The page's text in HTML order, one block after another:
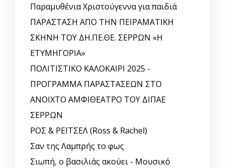
Παραμυθένια Χριστούγεννα για παιδιά
ΠΑΡΑΣΤΑΣΗ ΑΠΟ ΤΗΝ ΠΕΙΡΑΜΑΤΙΚΗ
ΣΚΗΝΗ ΤΟΥ ΔΗ.ΠΕ.ΘΕ. ΣΕΡΡΩΝ «Η
ΕΤΥΜΗΓΟΡΙΑ»
ΠΟΛΙΤΙΣΤΙΚΟ ΚΑΛΟΚΑΙΡΙ 2025 -
ΠΡΟΓΡΑΜΜΑ ΠΑΡΑΣΤΑΣΕΩΝ ΣΤΟ
ΑΝΟΙΧΤΟ ΑΜΦΙΘΕΑΤΡΟ ΤΟΥ ΔΙΠΑΕ
ΣΕΡΡΩΝ
ΡΟΣ & ΡΕΪΤΣΕΛ (Ross & Rachel)
Σαν της Λαμπρής το φως
Σιωπή, ο βασιλιάς ακούει - Μουσικό